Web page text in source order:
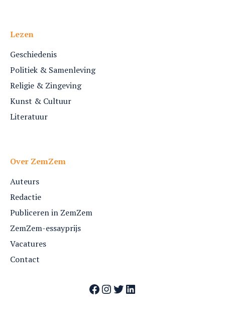
Lezen
Geschiedenis
Politiek & Samenleving
Religie & Zingeving
Kunst & Cultuur
Literatuur
Over ZemZem
Auteurs
Redactie
Publiceren in ZemZem
ZemZem-essayprijs
Vacatures
Contact
Facebook
Instagram
Twitter
LinkedIn